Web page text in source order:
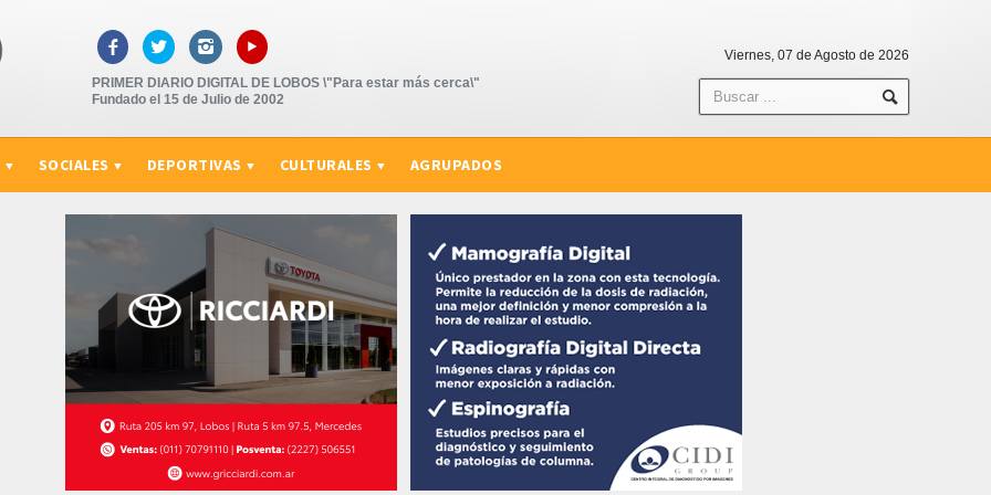
   ▸
PRIMER DIARIO DIGITAL DE LOBOS \"Para estar más cerca\"
Fundado el 15 de Julio de 2002
Viernes, 07 de Agosto de 2026
SOCIALES DEPORTIVAS CULTURALES AGRUPADOS